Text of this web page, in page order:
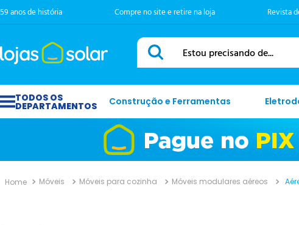
59 anos de história Compre no site e retire na loja Revista
Estou precisando de...
Construção e Ferramentas
Móveis Móveis para cozinha Móveis modulares aéreos